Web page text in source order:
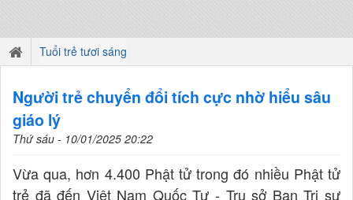
Tuổi trẻ tươi sáng
Người trẻ chuyển đổi tích cực nhờ hiểu sâu
giáo lý
Thứ sáu - 10/01/2025 20:22
Vừa qua, hơn 4.400 Phật tử trong đó nhiều Phật tử
trẻ đã đến Việt Nam Quốc Tự - Trụ sở Ban Trị sự